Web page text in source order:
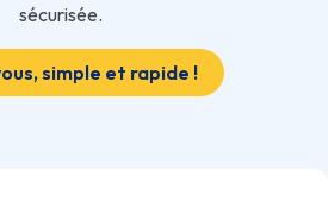
sécurisée.
simple et rapide !